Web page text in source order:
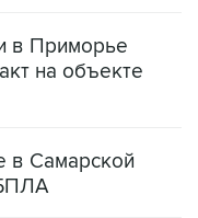
в Приморье
на объекте
в Самарской